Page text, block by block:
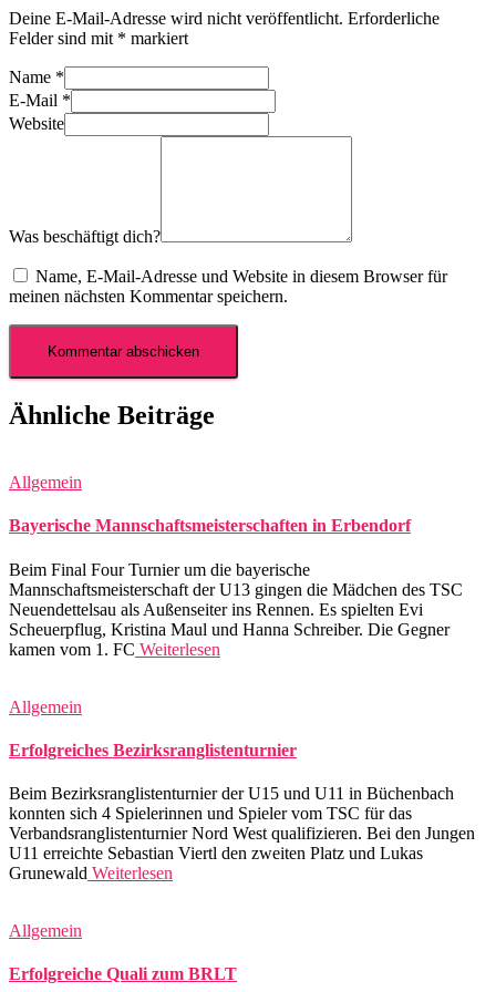
Deine E-Mail-Adresse wird nicht veröffentlicht. Erforderliche
Felder sind mit * markiert
Name *
E-Mail *
Website
Was beschäftigt dich?
Name, E-Mail-Adresse und Website in diesem Browser für
meinen nächsten Kommentar speichern.
Ähnliche Beiträge
Allgemein
Bayerische Mannschaftsmeisterschaften in Erbendorf
Beim Final Four Turnier um die bayerische
Mannschaftsmeisterschaft der U13 gingen die Mädchen des TSC
Neuendettelsau als Außenseiter ins Rennen. Es spielten Evi
Scheuerpflug, Kristina Maul und Hanna Schreiber. Die Gegner
kamen vom 1. FC Weiterlesen
Allgemein
Erfolgreiches Bezirksranglistenturnier
Beim Bezirksranglistenturnier der U15 und U11 in Büchenbach
konnten sich 4 Spielerinnen und Spieler vom TSC für das
Verbandsranglistenturnier Nord West qualifizieren. Bei den Jungen
U11 erreichte Sebastian Viertl den zweiten Platz und Lukas
Grunewald Weiterlesen
Allgemein
Erfolgreiche Quali zum BRLT